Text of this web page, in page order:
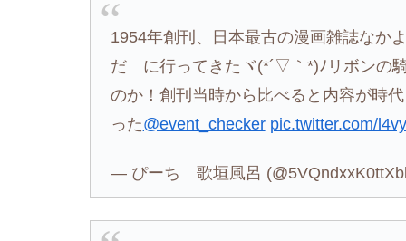
1954年創刊、日本最古の漫画雑誌なか
だ に行ってきたヾ(*´▽｀*)ﾉリボンの
のか！創刊当時から比べると内容が時
った@event_checker pic.twitter.com/
— ぴーち 歌垣風呂